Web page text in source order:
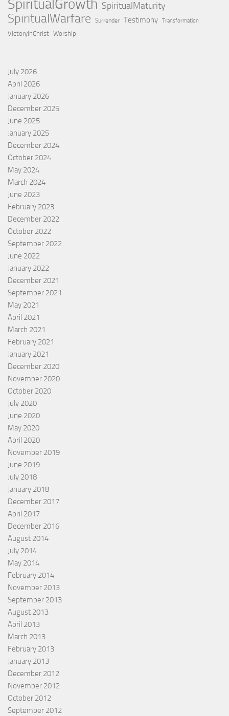
SpiritualGrowth SpiritualMaturity
SpiritualWarfare Surrender Testimony Transformation
VictoryInChrist Worship
July 2026
April 2026
January 2026
December 2025
June 2025
January 2025
December 2024
October 2024
May 2024
March 2024
June 2023
February 2023
December 2022
October 2022
September 2022
June 2022
January 2022
December 2021
September 2021
May 2021
April 2021
March 2021
February 2021
January 2021
December 2020
November 2020
October 2020
July 2020
June 2020
May 2020
April 2020
November 2019
June 2019
July 2018
January 2018
December 2017
April 2017
December 2016
August 2014
July 2014
May 2014
February 2014
November 2013
September 2013
August 2013
April 2013
March 2013
February 2013
January 2013
December 2012
November 2012
October 2012
September 2012